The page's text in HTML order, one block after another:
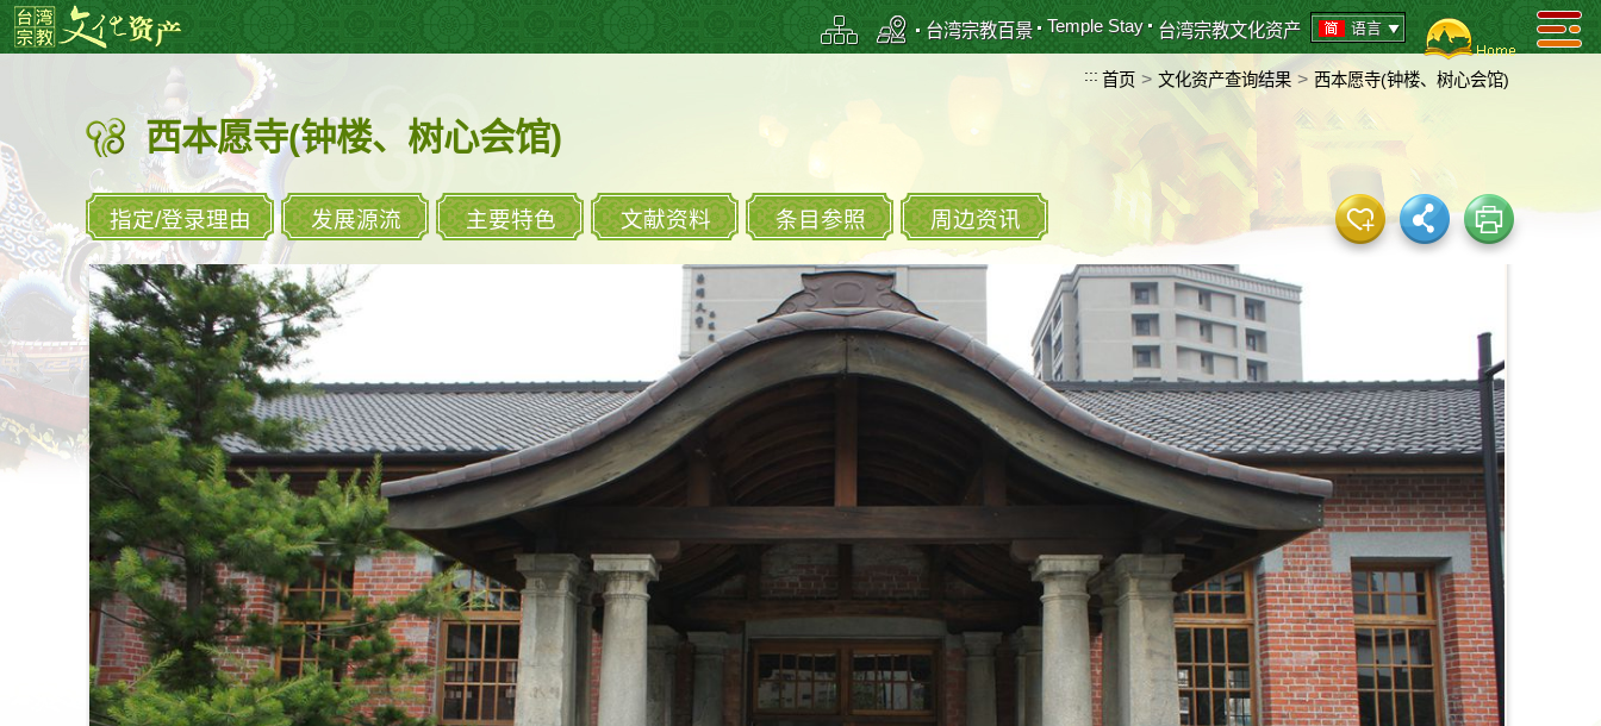
跳
到
容
区
块
::: 台湾宗教百景 Temple Stay 台湾宗教文化资产 语言
::: 首页 > 文化资产查询结果 > 西本愿寺(钟楼、树心会馆)
西本愿寺(钟楼、树心会馆)
指定/登录理由 发展源流 主要特色 文献资料 条目参照 周边资讯